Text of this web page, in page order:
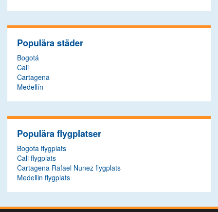
Populära städer
Bogotá
Cali
Cartagena
Medellín
Populära flygplatser
Bogota flygplats
Cali flygplats
Cartagena Rafael Nunez flygplats
Medellin flygplats